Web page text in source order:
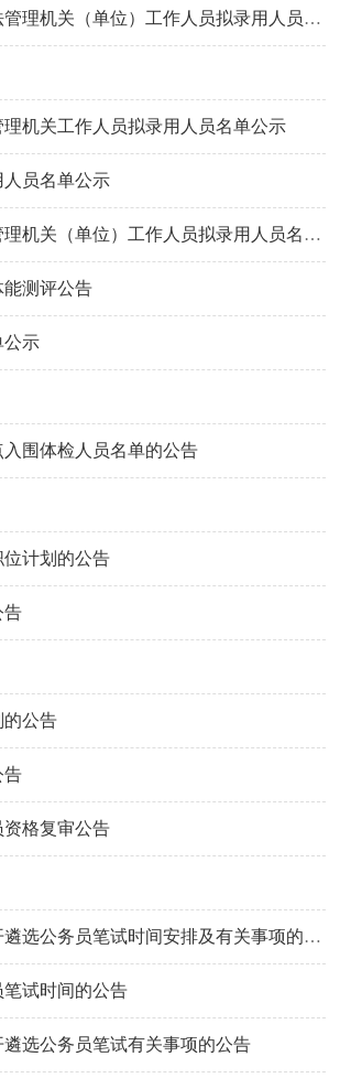
中共湖南省委老干部局2023年考试录用参照公务员法管理机关（单位）工作人员拟录用人员名单公示
机关工作人员拟录用人员名单公示
员名单公示
湖南省社会主义学院2023年考试录用参照公务员法管理机关（单位）工作人员拟录用人员名单公示
能测评公告
公示
围体检人员名单的公告
位计划的公告
告
的公告
告
资格复审公告
关于湖南省2022年度省、市州直机关公开选调和公开遴选公务员笔试时间安排及有关事项的公告
试时间的公告
选公务员笔试有关事项的公告